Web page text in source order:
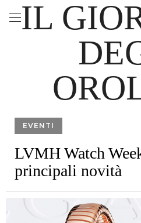
IL
EVENTI
LVMH Watch
principali novità